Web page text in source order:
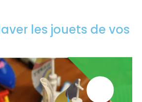
les jouets de vos